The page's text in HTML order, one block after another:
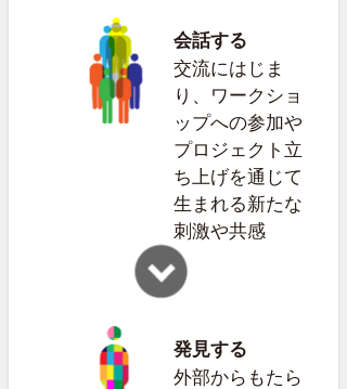
会話する
交流にはじま
り、ワークショ
ップへの参加や
プロジェクト立
ち上げを通じて
生まれる新たな
刺激や共感
発見する
外部からもたら